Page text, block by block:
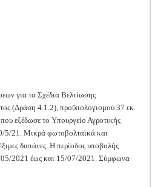
για τα Σχέδια Βελτίωσης
(Δράση 4.1.2), προϋπολογισμού 37 εκ.
εξέδωσε το Υπουργείο Αγροτικής
5/21. Μικρά φωτοβολταϊκά και
δαπάνες. Η περίοδος υποβολής
05/2021 έως και 15/07/2021. Σύμφωνα